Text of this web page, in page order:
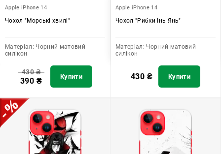
Apple iPhone 14
Чохол "Морські хвилі"
Матеріал: Чорний матовий
силікон
430₴
390 ₴ Купити
Apple iPhone 14
Чохол "Рибки Інь Янь"
Матеріал: Чорний матовий
силікон
430 ₴ Купити